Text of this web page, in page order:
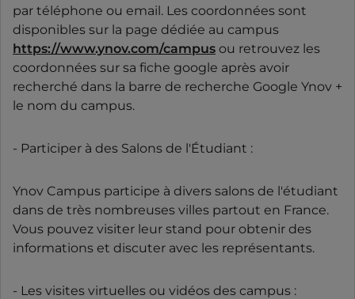
par téléphone ou email. Les coordonnées sont
disponibles sur la page dédiée au campus
https://www.ynov.com/campus ou retrouvez les
coordonnées sur sa fiche google après avoir
recherché dans la barre de recherche Google Ynov +
le nom du campus.
- Participer à des Salons de l'Étudiant :
Ynov Campus participe à divers salons de l'étudiant
dans de très nombreuses villes partout en France.
Vous pouvez visiter leur stand pour obtenir des
informations et discuter avec les représentants.
- Les visites virtuelles ou vidéos des campus :